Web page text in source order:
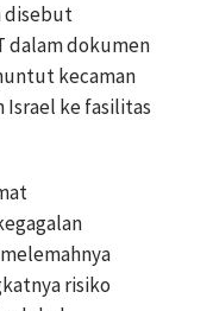
disebut
dalam dokumen
kecaman
Israel ke fasilitas
risiko